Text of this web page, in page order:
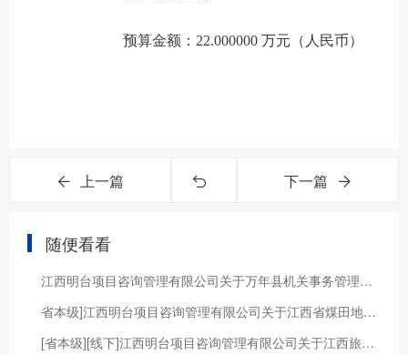
预算金额：22.000000 万元（人民币）
上一篇 下一篇
随便看看
江西明台项目咨询管理有限公司关于万年县机关事务管理局会展中心舞台机械设备改造采购项目（JXMTZFCG【2024】353）的竞争性磋商采购公告
省本级]江西明台项目咨询管理有限公司关于江西省煤田地质勘察研究院江西省古井(名泉)饮用水水源调查与保护（2024年度）水土样品测试项目（JXMTZFCG【2024】080）的电子化公开招标公告
[省本级][线下]江西明台项目咨询管理有限公司关于江西旅游商贸职业学院旅游学院研学旅行管理与服务省级教学资源库建设（JXMTZFCG【2024】107）的电子化竞争性谈判采购公告